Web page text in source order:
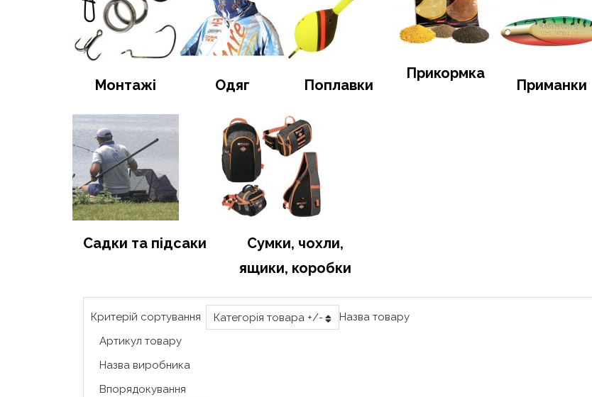
Монтажі Одяг Поплавки
Прикормка
Приманки
Садки та підсаки
Сумки, чохли,
ящики, коробки
Критерій сортування Категорія товара +/-
Назва товару
Артикул товару
Назва виробника
Впорядокування